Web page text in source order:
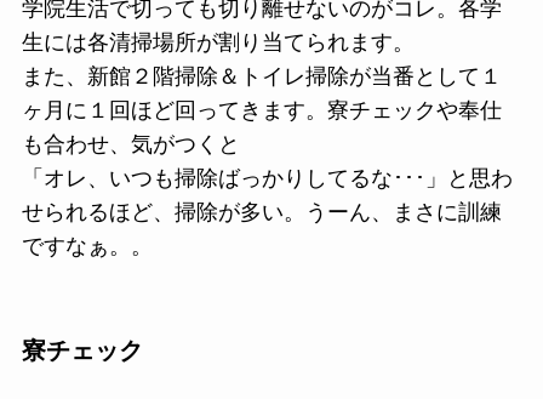
学院生活で切っても切り離せないのがコレ。各学
生には各清掃場所が割り当てられます。
また、新館２階掃除＆トイレ掃除が当番として１
ヶ月に１回ほど回ってきます。寮チェックや奉仕
も合わせ、気がつくと
「オレ、いつも掃除ばっかりしてるな･･･」と思わ
せられるほど、掃除が多い。うーん、まさに訓練
ですなぁ。。
寮チェック